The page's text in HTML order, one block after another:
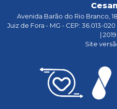
Avenida Barão do Rio Branco,
Juiz de Fora - MG - CEP: 36.013-
| 2019
Site